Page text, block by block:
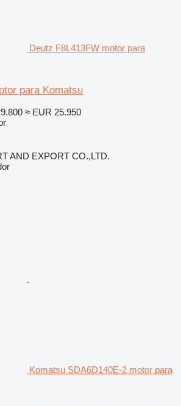
Deutz F8L413FW motor para
para Komatsu
≈ EUR 25.950
AND EXPORT CO.,LTD.
Komatsu SDA6D140E-2 motor para